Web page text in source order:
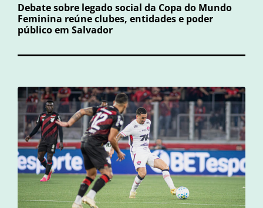
Debate sobre legado social da Copa do Mundo
Feminina reúne clubes, entidades e poder
público em Salvador